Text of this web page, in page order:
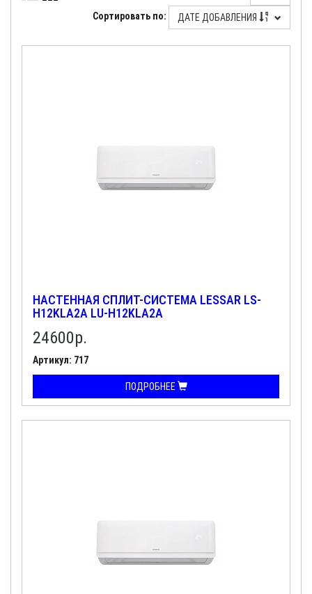
Сортировать по: ДАТЕ ДОБАВЛЕНИЯ
НАСТЕННАЯ СПЛИТ-СИСТЕМА LESSAR LS-
H12KLA2A LU-H12KLA2A
24600р.
Артикул: 717
ПОДРОБНЕЕ